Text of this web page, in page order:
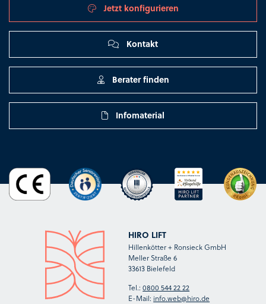
Jetzt konfigurieren
Kontakt
Berater finden
Infomaterial
HIRO LIFT
Hillenkötter + Ronsieck GmbH
Meller Straße 6
33613 Bielefeld
Tel.:0800 544 22 22
E-Mail: info.web@hiro.de